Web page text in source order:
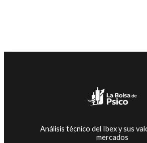
Análisis técnico del Ibex y sus
mercados